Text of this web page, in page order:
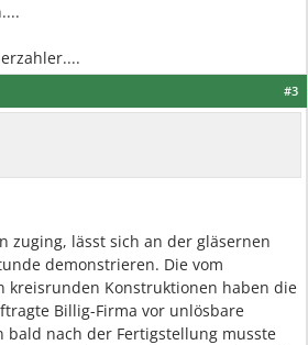
#3
zuging, lässt sich an der gläsernen
demonstrieren. Die vom
kreisrunden Konstruktionen haben die
Billig-Firma vor unlösbare
bald nach der Fertigstellung musste